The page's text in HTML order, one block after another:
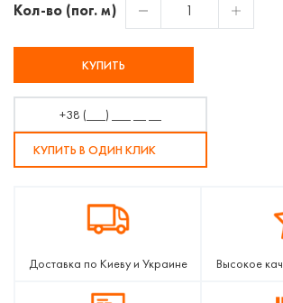
Кол-во (пог. м)
КУПИТЬ
КУПИТЬ В ОДИН КЛИК
Доставка по Киеву и Украине Высокое